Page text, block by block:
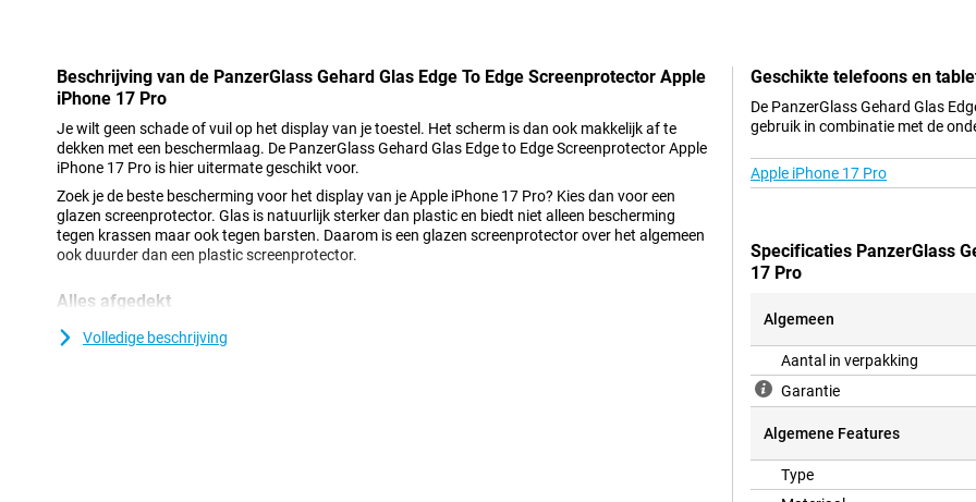
Beschrijving van de PanzerGlass Gehard Glas Edge To Edge Screenprotector Apple
iPhone 17 Pro
Je wilt geen schade of vuil op het display van je toestel. Het scherm is dan ook makkelijk af te
dekken met een beschermlaag. De PanzerGlass Gehard Glas Edge to Edge Screenprotector Apple
iPhone 17 Pro is hier uitermate geschikt voor.
Zoek je de beste bescherming voor het display van je Apple iPhone 17 Pro? Kies dan voor een
glazen screenprotector. Glas is natuurlijk sterker dan plastic en biedt niet alleen bescherming
tegen krassen maar ook tegen barsten. Daarom is een glazen screenprotector over het algemeen
ook duurder dan een plastic screenprotector.
Alles afgedekt
Deze screenprotector sluit naadloos aan op het vlakke scherm van de iPhone 17 Pro. Dankzij het
edge-to-edge ontwerp wordt de volledige voorkant beschermd, van rand tot rand. Zo weet je zeker
Volledige beschrijving
Geschikte telefoons en
De PanzerGlass Gehard Glas
gebruik in combinatie met de
Apple iPhone 17 Pro
Specificaties PanzerGlass
17 Pro
Algemeen
Aantal in verpakking
Garantie
Algemene Features
Type